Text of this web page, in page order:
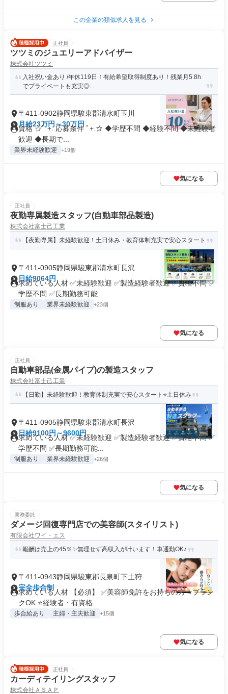
この企業の類似求人を見る
正社員
ツツミのジュエリーアドバイザー
株式会社ツツミ
入社祝い金あり /年休119日！有給希望取得制度あり！残業月5.8h
でプライベートも充実◎...
〒411-0902静岡県駿東郡清水町玉川
月給23万円～30万円
資格 ☆ﾟ +. 応募条件 ﾟ+.☆ ◆学歴不問 ◆経験不問 ◆未経験者
歓迎 ◆長期で...
業界未経験歓迎 +19個
気になる
正社員
夜勤専属製造スタッフ(自動車部品製造)
株式会社富士己工業
【夜勤専属】未経験歓迎！土日休み・教育体制充実で安心スタート
〒411-0905静岡県駿東郡清水町長沢
日給9064円
求めている人材 ✅未経験歓迎 ✅製造経験者歓迎 ✅資格不問 ✅
学歴不問 ✅長期勤務可能...
制服あり 業界未経験歓迎 +23個
気になる
正社員
自動車部品(金属パイプ)の製造スタッフ
株式会社富士己工業
【日勤】未経験歓迎！教育体制充実で安心スタート⭐土日休み
〒411-0905静岡県駿東郡清水町長沢
日給9100円～9600円
求めている人材 ✅未経験歓迎 ✅製造経験者歓迎 ✅資格不問 ✅
学歴不問 ✅長期勤務可能...
制服あり 業界未経験歓迎 +26個
気になる
業務委託
ダメージ回復専門店での美容師(スタイリスト)
有限会社ワイ・エス
報酬は売上の45％✨無理せず高収入が叶います！車通勤OK♪
〒411-0943静岡県駿東郡長泉町下土狩
完全歩合制
求めている人材 【必須】 ✅美容師免許をお持ちの方 ⭐ブラン
クOK ⭐経験者・有資格...
歩合給あり 主婦・主夫歓迎 +15個
気になる
正社員
カーディテイリングスタッフ
株式会社ＡＳＡＰ